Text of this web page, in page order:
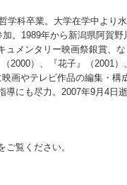
学科卒業。大学在学中より
。1989年から新潟県阿賀
ュメンタリー映画祭銀賞、
2000）、『花子』（2001
画やテレビ作品の編集・
にも尽力。2007年9月4日
ご覧ください。